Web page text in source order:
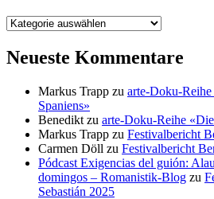
Kategorien
Neueste Kommentare
Markus Trapp zu arte-Doku-
Spaniens»
Benedikt zu arte-Doku-Reihe
Markus Trapp zu Festivalbericht
Carmen Döll zu Festivalbericht
Pódcast Exigencias del guión:
domingos – Romanistik-Blog zu
Sebastián 2025